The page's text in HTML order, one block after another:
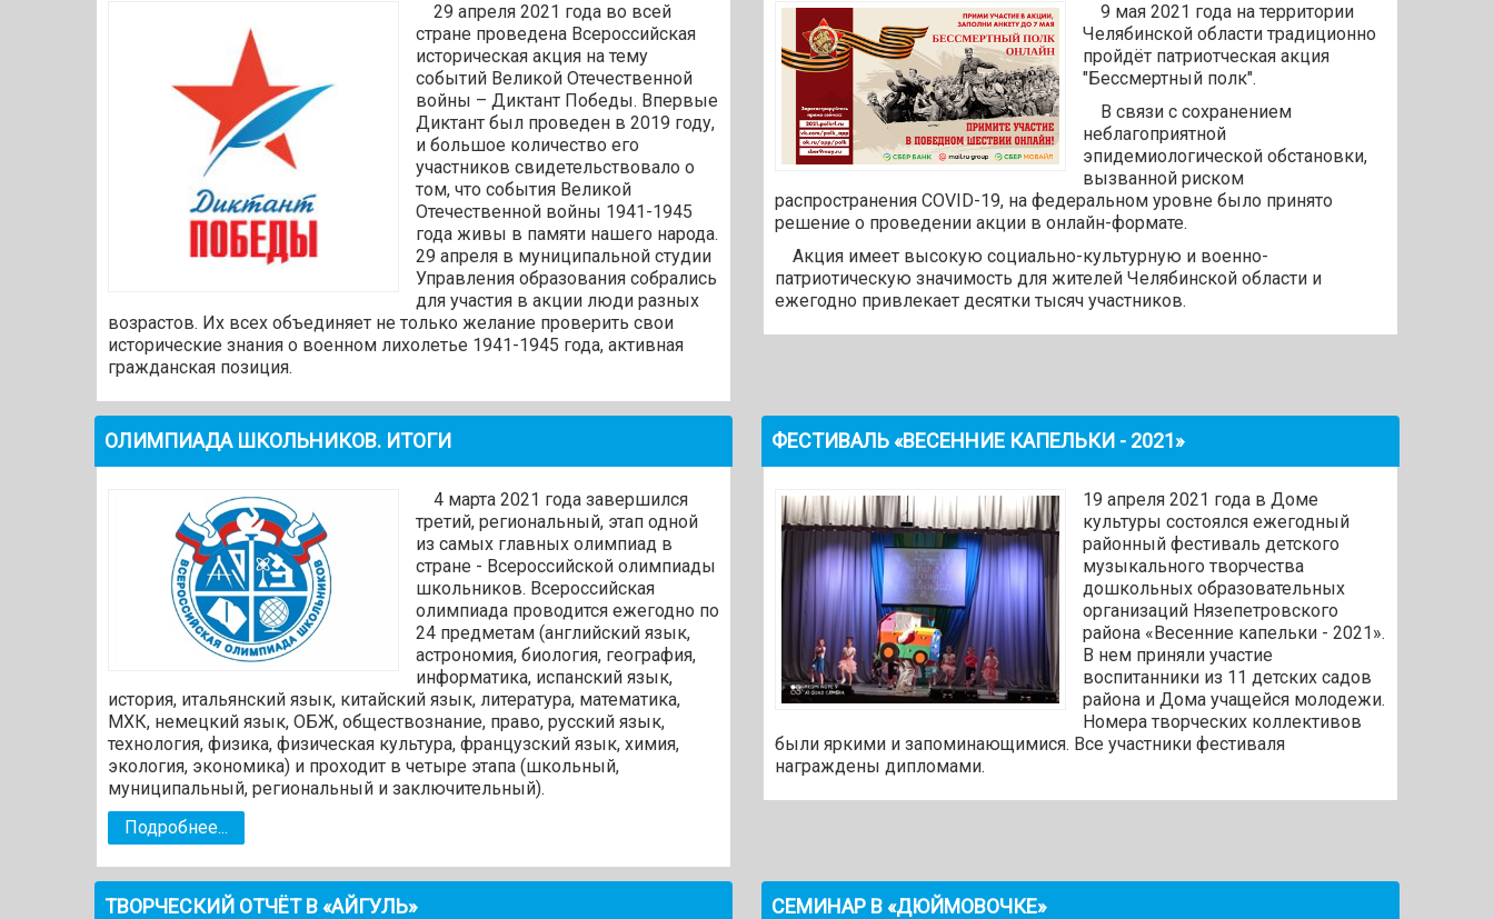
29 апреля 2021 года во всей
стране проведена Всероссийская
историческая акция на тему
событий Великой Отечественной
войны – Диктант Победы. Впервые
Диктант был проведен в 2019 году,
и большое количество его
участников свидетельствовало о
том, что события Великой
Отечественной войны 1941-1945
года живы в памяти нашего народа.
29 апреля в муниципальной студии
Управления образования собрались
для участия в акции люди разных
возрастов. Их всех объединяет не только желание проверить свои
исторические знания о военном лихолетье 1941-1945 года, активная
гражданская позиция.
9 мая 2021 года на территории
Челябинской области традиционно
пройдёт патриотческая акция
"Бессмертный полк".
В связи с сохранением
неблагоприятной
эпидемиологической обстановки,
вызванной риском
распространения COVID-19, на федеральном уровне было принято
решение о проведении акции в онлайн-формате.
Акция имеет высокую социально-культурную и военно-
патриотическую значимость для жителей Челябинской области и
ежегодно привлекает десятки тысяч участников.
ОЛИМПИАДА ШКОЛЬНИКОВ. ИТОГИ
4 марта 2021 года завершился
третий, региональный, этап одной
из самых главных олимпиад в
стране - Всероссийской олимпиады
школьников. Всероссийская
олимпиада проводится ежегодно по
24 предметам (английский язык,
астрономия, биология, география,
информатика, испанский язык,
история, итальянский язык, китайский язык, литература, математика,
МХК, немецкий язык, ОБЖ, обществознание, право, русский язык,
технология, физика, физическая культура, французский язык, химия,
экология, экономика) и проходит в четыре этапа (школьный,
муниципальный, региональный и заключительный).
Подробнее...
ФЕСТИВАЛЬ «ВЕСЕННИЕ КАПЕЛЬКИ - 2021»
19 апреля 2021 года в Доме
культуры состоялся ежегодный
районный фестиваль детского
музыкального творчества
дошкольных образовательных
организаций Нязепетровского
района «Весенние капельки - 2021».
В нем приняли участие
воспитанники из 11 детских садов
района и Дома учащейся молодежи.
Номера творческих коллективов
были яркими и запоминающимися. Все участники фестиваля
награждены дипломами.
ТВОРЧЕСКИЙ ОТЧЁТ В «АЙГУЛЬ» СЕМИНАР В «ДЮЙМОВОЧКЕ»